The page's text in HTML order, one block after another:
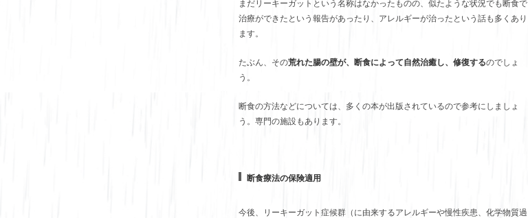
まだリーキーガットという名称はなかったものの、似たような状況でも断食で
治療ができたという報告があったり、アレルギーが治ったという話も多くあり
ます。
たぶん、その荒れた腸の壁が、断食によって自然治癒し、修復するのでしょ
う。
断食の方法などについては、多くの本が出版されているので参考にしましょ
う。専門の施設もあります。
断食療法の保険適用
今後、リーキーガット症候群（に由来するアレルギーや慢性疾患、化学物質過